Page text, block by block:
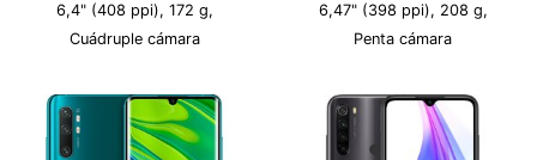
6,4" (408 ppi), 172 g,
Cuádruple cámara
6,47" (398 ppi), 208 g,
Penta cámara